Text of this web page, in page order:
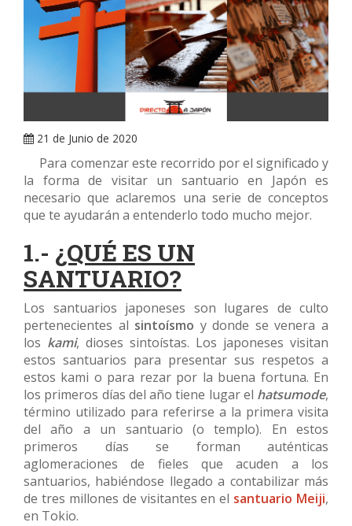
21 de Junio de 2020
Para comenzar este recorrido por el significado y
la forma de visitar un santuario en Japón es
necesario que aclaremos una serie de conceptos
que te ayudarán a entenderlo todo mucho mejor.
1.- ¿QUÉ ES UN
SANTUARIO?
Los santuarios japoneses son lugares de culto
pertenecientes al sintoísmo y donde se venera a
los kami, dioses sintoístas. Los japoneses visitan
estos santuarios para presentar sus respetos a
estos kami o para rezar por la buena fortuna. En
los primeros días del año tiene lugar el hatsumode,
término utilizado para referirse a la primera visita
del año a un santuario (o templo). En estos
primeros días se forman auténticas
aglomeraciones de fieles que acuden a los
santuarios, habiéndose llegado a contabilizar más
de tres millones de visitantes en el santuario Meiji,
en Tokio.